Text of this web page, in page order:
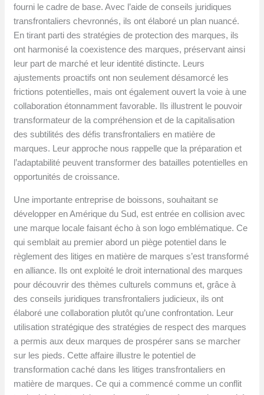
fourni le cadre de base. Avec l’aide de conseils juridiques
transfrontaliers chevronnés, ils ont élaboré un plan nuancé.
En tirant parti des stratégies de protection des marques, ils
ont harmonisé la coexistence des marques, préservant ainsi
leur part de marché et leur identité distincte. Leurs
ajustements proactifs ont non seulement désamorcé les
frictions potentielles, mais ont également ouvert la voie à une
collaboration étonnamment favorable. Ils illustrent le pouvoir
transformateur de la compréhension et de la capitalisation
des subtilités des défis transfrontaliers en matière de
marques. Leur approche nous rappelle que la préparation et
l’adaptabilité peuvent transformer des batailles potentielles en
opportunités de croissance.
Une importante entreprise de boissons, souhaitant se
développer en Amérique du Sud, est entrée en collision avec
une marque locale faisant écho à son logo emblématique. Ce
qui semblait au premier abord un piège potentiel dans le
règlement des litiges en matière de marques s’est transformé
en alliance. Ils ont exploité le droit international des marques
pour découvrir des thèmes culturels communs et, grâce à
des conseils juridiques transfrontaliers judicieux, ils ont
élaboré une collaboration plutôt qu’une confrontation. Leur
utilisation stratégique des stratégies de respect des marques
a permis aux deux marques de prospérer sans se marcher
sur les pieds. Cette affaire illustre le potentiel de
transformation caché dans les litiges transfrontaliers en
matière de marques. Ce qui a commencé comme un conflit